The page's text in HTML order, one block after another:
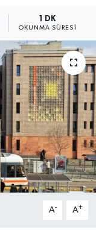
1 DK
OKUNMA SÜRESI
A- A+